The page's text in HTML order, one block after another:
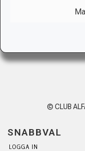
© CLUB
SNABBVAL
LOGGA IN